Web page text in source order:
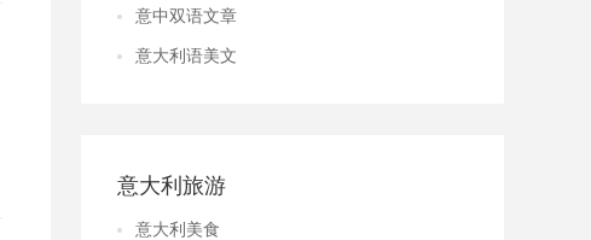
意中双语文章
意大利语美文
意大利旅游
意大利美食